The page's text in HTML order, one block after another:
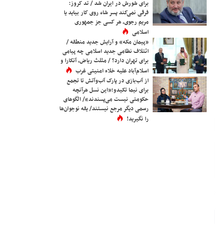
برای شورش در ایران شد / تد کروز:
فرقی نمی‌کند پسر شاه روی کار بیاید یا
مریم رجوی، هر کسی جز جمهوری
اسلامی
«پیمان مکه» و آرایش جدید منطقه /
ائتلاف نظامی جدید اسلامی چه پیامی
برای تهران دارد؟ / مثلث ریاض، آنکارا و
اسلام‌آباد علیه خلاء امنیتی غرب
از آب‌بازی در پارک آب‌وآتش تا تجمع
برای نیما تکیدو؛«این نسل هرآنچه
حکومتی نیست می‌پسندند»/ الگوهای
رسمی دیگر مرجع نیستند/ یقه نوجوان‌ها
را نگیرید!